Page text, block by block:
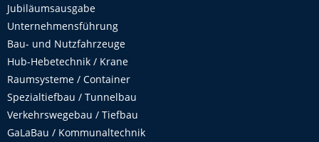
Jubiläumsausgabe
Unternehmensführung
Bau- und Nutzfahrzeuge
Hub-Hebetechnik / Krane
Raumsysteme / Container
Spezialtiefbau / Tunnelbau
Verkehrswegebau / Tiefbau
GaLaBau / Kommunaltechnik